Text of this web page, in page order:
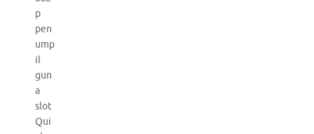
p
pen
ump
il
gun
a
slot
Qui